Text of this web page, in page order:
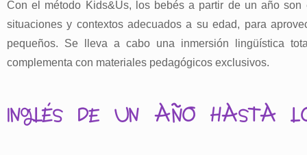
Con el método Kids&Us, los bebés a partir de un año
situaciones y contextos adecuados a su edad, para
pequeños. Se lleva a cabo una inmersión lingüística
complementa con materiales pedagógicos exclusivos.
INGLÉS DE UN AÑO HASTA